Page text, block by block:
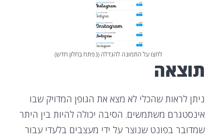
לחצו על התמונה להגדלה (נפתח בחלון חדש)
תוצאה
ניתן לראות שהכלי לא מצא את הגופן המדויק שבו
אינסטגרם משתמשים. הסיבה יכולה להיות בין היתר
שמדובר בפונט שנוצר על ידי מעצבים בלעדי עבור